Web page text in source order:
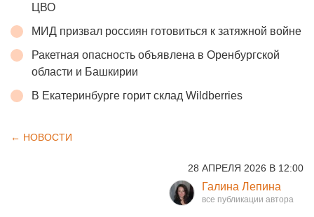
ЦВО
МИД призвал россиян готовиться к затяжной войне
Ракетная опасность объявлена в Оренбургской
области и Башкирии
В Екатеринбурге горит склад Wildberries
← НОВОСТИ
28 АПРЕЛЯ 2026 В 12:00
Галина Лепина